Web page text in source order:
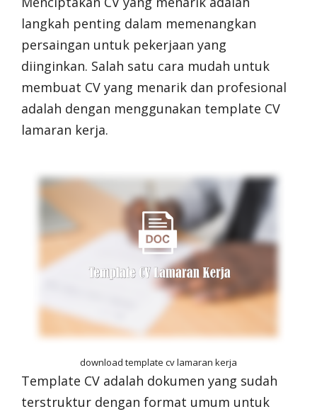
langkah penting dalam memenangkan
persaingan untuk pekerjaan yang
diinginkan. Salah satu cara mudah untuk
membuat CV yang menarik dan profesional
adalah dengan menggunakan template CV
lamaran kerja.
download template cv lamaran kerja
Template CV adalah dokumen yang sudah
terstruktur dengan format umum untuk